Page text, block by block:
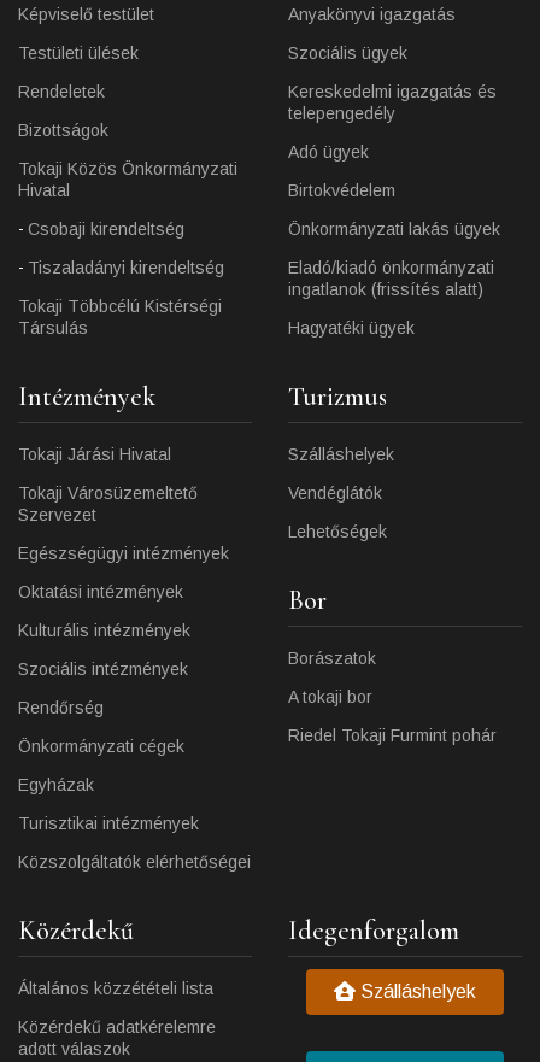
Képviselő testület
Testületi ülések
Rendeletek
Bizottságok
Tokaji Közös Önkormányzati
Hivatal
Csobaji kirendeltség
Tiszaladányi kirendeltség
Tokaji Többcélú Kistérségi
Társulás
Anyakönyvi igazgatás
Szociális ügyek
Kereskedelmi igazgatás és
telepengedély
Adó ügyek
Birtokvédelem
Önkormányzati lakás ügyek
Eladó/kiadó önkormányzati
ingatlanok (frissítés alatt)
Hagyatéki ügyek
Intézmények
Tokaji Járási Hivatal
Tokaji Városüzemeltető
Szervezet
Egészségügyi intézmények
Oktatási intézmények
Kulturális intézmények
Szociális intézmények
Rendőrség
Önkormányzati cégek
Egyházak
Turisztikai intézmények
Közszolgáltatók elérhetőségei
Turizmus
Szálláshelyek
Vendéglátók
Lehetőségek
Bor
Borászatok
A tokaji bor
Riedel Tokaji Furmint pohár
Közérdekű
Általános közzétételi lista
Közérdekű adatkérelemre
adott válaszok
Idegenforgalom
Szálláshelyek